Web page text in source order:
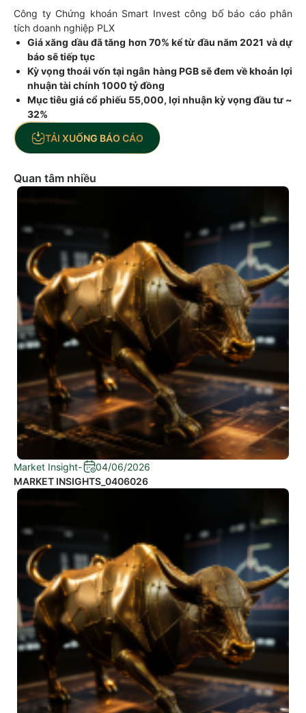
Công ty Chứng khoán Smart Invest công bố báo cáo phân
tích doanh nghiệp PLX
Giá xăng dầu đã tăng hơn 70% kể từ đầu năm 2021 và dự
báo sẽ tiếp tục
Kỳ vọng thoái vốn tại ngân hàng PGB sẽ đem về khoản lợi
nhuận tài chính 1000 tỷ đồng
Mục tiêu giá cổ phiếu 55,000, lợi nhuận kỳ vọng đầu tư ~
32%
TẢI XUỐNG BÁO CÁO
Quan tâm nhiều
Market Insight-
04/06/2026
MARKET INSIGHTS_0406026